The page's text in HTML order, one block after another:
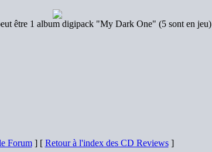
être 1 album digipack "My Dark One" (5 sont en jeu)
Forum] [ Retour à l'index des CD Reviews]